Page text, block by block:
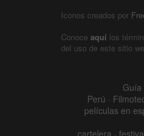
Iconos creados por
Conoce aquí los
del uso de este sitio
Guía
Perú ·
películas en